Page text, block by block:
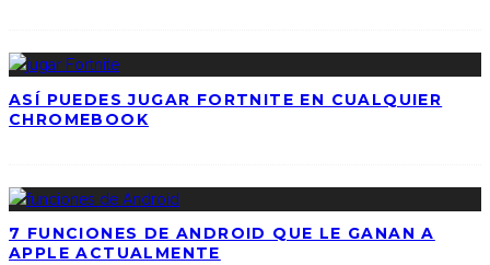
ASÍ PUEDES JUGAR FORTNITE EN CUALQUIER
CHROMEBOOK
7 FUNCIONES DE ANDROID QUE LE GANAN A
APPLE ACTUALMENTE